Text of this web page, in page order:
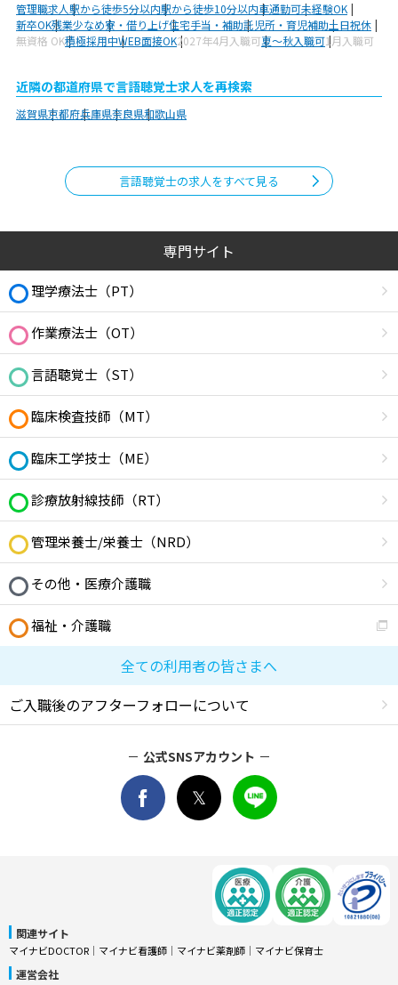
管理職求人駅から徒歩5分以内駅から徒歩10分以内車通勤可未経験OK
新卒OK残業少なめ寮・借り上げ住宅手当・補助託児所・育児補助土日祝休
無資格 OK積極採用中WEB面接OK2027年4月入職可夏～秋入職可1月入職可
近隣の都道府県で言語聴覚士求人を再検索
滋賀県京都府兵庫県奈良県和歌山県
言語聴覚士の求人をすべて見る
専門サイト
理学療法士（PT）
作業療法士（OT）
言語聴覚士（ST）
臨床検査技師（MT）
臨床工学技士（ME）
診療放射線技師（RT）
管理栄養士/栄養士（NRD）
その他・医療介護職
福祉・介護職
全ての利用者の皆さまへ
ご入職後のアフターフォローについて
公式SNSアカウント
関連サイト
マイナビDOCTOR │ マイナビ看護師 │ マイナビ薬剤師 │ マイナビ保育士
運営会社